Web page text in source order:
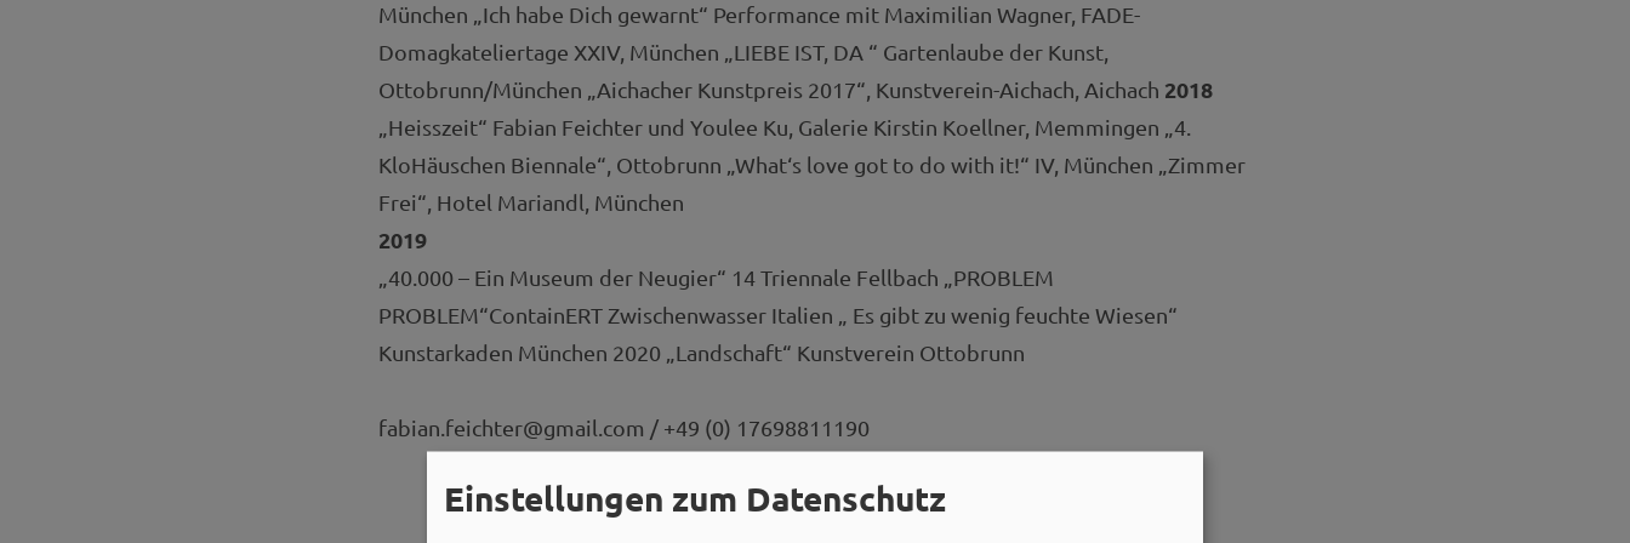
München „Ich habe Dich gewarnt“ Performance mit Maximilian Wagner, FADE-
Domagkateliertage XXIV, München „LIEBE IST, DA “ Gartenlaube der Kunst,
Ottobrunn/München „Aichacher Kunstpreis 2017“, Kunstverein-Aichach, Aichach 2018
„Heisszeit“ Fabian Feichter und Youlee Ku, Galerie Kirstin Koellner, Memmingen „4.
KloHäuschen Biennale“, Ottobrunn „What‘s love got to do with it!“ IV, München „Zimmer
Frei“, Hotel Mariandl, München
2019
„40.000 – Ein Museum der Neugier“ 14 Triennale Fellbach „PROBLEM
PROBLEM“ContainERT Zwischenwasser Italien „ Es gibt zu wenig feuchte Wiesen“
Kunstarkaden München 2020 „Landschaft“ Kunstverein Ottobrunn
fabian.feichter@gmail.com / +49 (0) 17698811190
Einstellungen zum Datenschutz